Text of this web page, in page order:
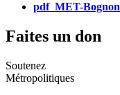
pdf_MET-Bognon
Faites un don
Soutenez
Métropolitiques